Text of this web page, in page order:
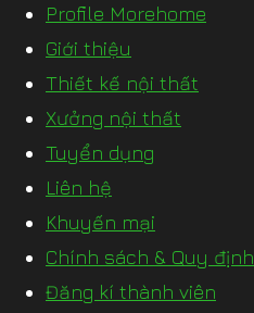
Profile Morehome
Giới thiệu
Thiết kế nội thất
Xưởng nội thất
Tuyển dụng
Liên hệ
Khuyến mại
Chính sách & Quy định
Đăng kí thành viên